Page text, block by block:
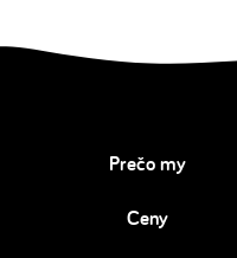
Prečo my
Ceny